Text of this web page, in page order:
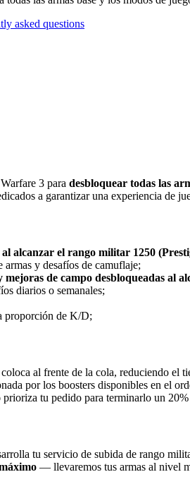
asked questions
3 para desbloquear todas las
a garantizar una experiencia de
alcanzar el rango militar 1250
y desafíos de camuflaje;
mejoras de campo desbloqueadas al
diarios o semanales;
proporción de K/D;
al frente de la cola, reduciendo el
por los boosters disponibles en el
tu pedido para terminarlo un 20%
tu servicio de subida de rango
— llevaremos tus armas al nivel